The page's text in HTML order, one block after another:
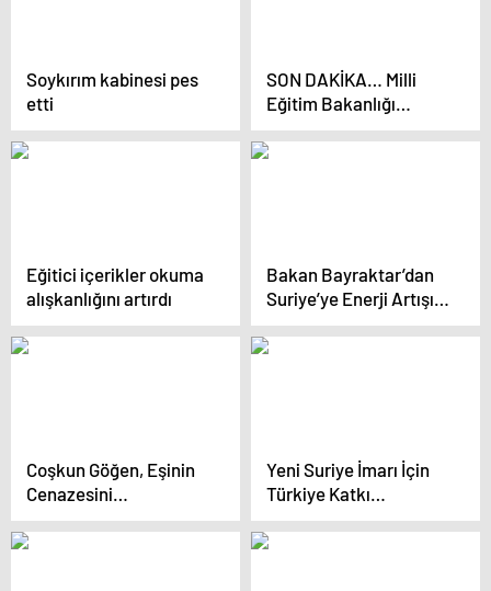
Soykırım kabinesi pes
etti
SON DAKİKA… Milli
Eğitim Bakanlığı
duyurdu: Özel okullarla
ilgili dikkat çeken ders
Eğitici içerikler okuma
alışkanlığını artırdı
Bakan Bayraktar’dan
Suriye’ye Enerji Artışı
Açıklaması
Coşkun Göğen, Eşinin
Cenazesini
Getirememenin
Üzüntüsünü Yaşıyor
Yeni Suriye İmarı İçin
Türkiye Katkı
Sağlayacak